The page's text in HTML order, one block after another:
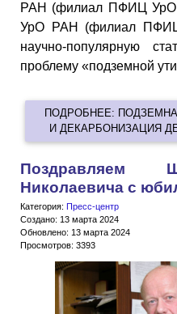
РАН (филиал ПФИЦ УрО
УрО РАН (филиал
научно-популярную
проблему «подземной
ПОДРОБНЕЕ:
И ДЕКАРБОНИЗАЦИЯ
Поздравляем
Николаевича с
Категория: Пресс-центр
Создано: 13 марта 2024
Обновлено: 13 марта 2024
Просмотров: 3393